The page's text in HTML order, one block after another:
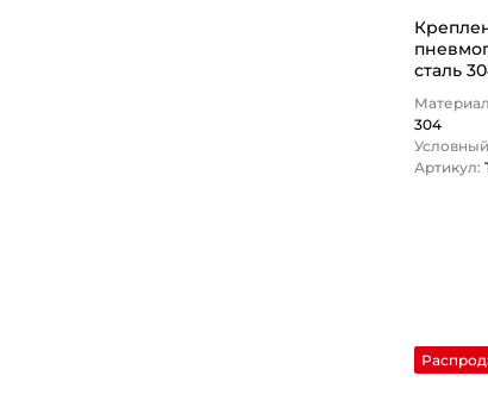
сталь
304
Артикул: